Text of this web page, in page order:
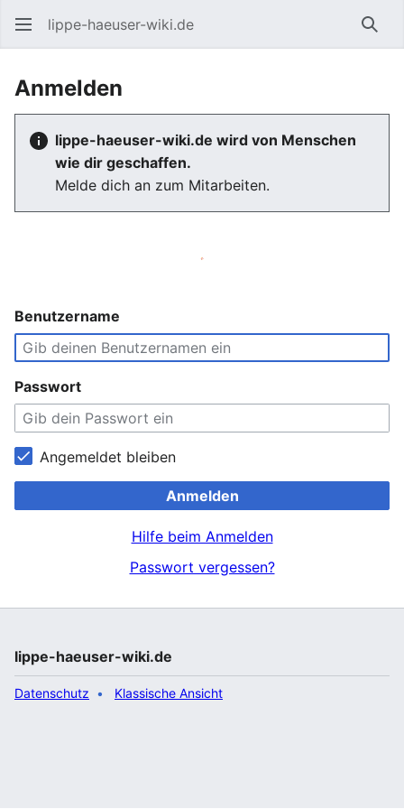
lippe-haeuser-wiki.de
Anmelden
lippe-haeuser-wiki.de wird von Menschen
wie dir geschaffen.
Melde dich an zum Mitarbeiten.
Benutzername
Passwort
Angemeldet bleiben
Anmelden
Hilfe beim Anmelden
Passwort vergessen?
lippe-haeuser-wiki.de
Datenschutz Klassische Ansicht